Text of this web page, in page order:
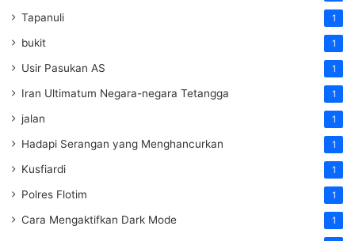
Tapanuli 1
bukit 1
Usir Pasukan AS 1
Iran Ultimatum Negara-negara Tetangga 1
jalan 1
Hadapi Serangan yang Menghancurkan 1
Kusfiardi 1
Polres Flotim 1
Cara Mengaktifkan Dark Mode 1